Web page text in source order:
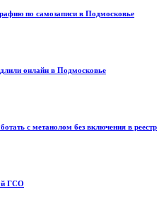
по самозаписи в Подмосковье
онлайн в Подмосковье
с метанолом без включения в реестр
ГСО